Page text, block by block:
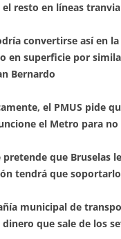
resto en líneas
convertirse así en
en superficie por
Bernardo
el PMUS pide
el Metro para
pretende que Bruselas
tendrá que
municipal de
que sale de los